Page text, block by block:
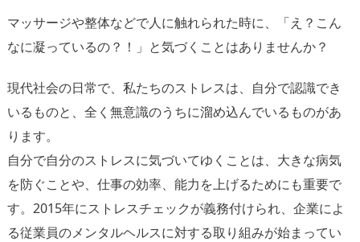
マッサージや整体などで人に触れられた時に、「え？こん
なに凝っているの？！」と気づくことはありませんか？
現代社会の日常で、私たちのストレスは、自分で認識でき
いるものと、全く無意識のうちに溜め込んでいるものがあ
ります。
自分で自分のストレスに気づいてゆくことは、大きな病気
を防ぐことや、仕事の効率、能力を上げるためにも重要で
す。2015年にストレスチェックが義務付けられ、企業によ
る従業員のメンタルヘルスに対する取り組みが始まってい